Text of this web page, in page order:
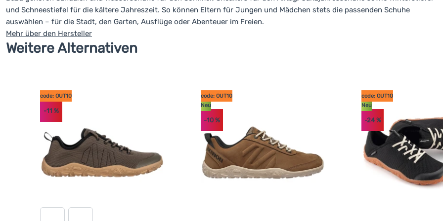
und Schneestiefel für die kältere Jahreszeit. So können Eltern für Jungen und Mädchen stets die passenden Schuhe
auswählen – für die Stadt, den Garten, Ausflüge oder Abenteuer im Freien.
Mehr über den Hersteller
Weitere Alternativen
code: OUT10
-11 %
code: OUT10
Neu
-10 %
code: OUT10
Neu
-24%